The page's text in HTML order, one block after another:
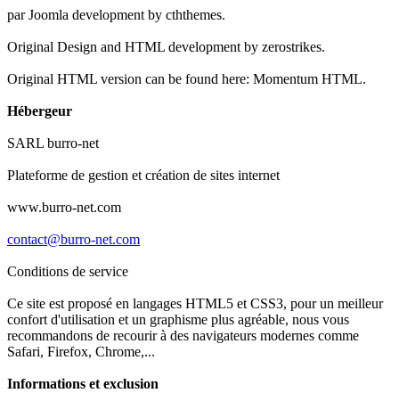
par Joomla development by cththemes.
Original Design and HTML development by zerostrikes.
Original HTML version can be found here: Momentum HTML.
Hébergeur
SARL burro-net
Plateforme de gestion et création de sites internet
www.burro-net.com
contact@burro-net.com
Conditions de service
Ce site est proposé en langages HTML5 et CSS3, pour un meilleur
confort d'utilisation et un graphisme plus agréable, nous vous
recommandons de recourir à des navigateurs modernes comme
Safari, Firefox, Chrome,...
Informations et exclusion